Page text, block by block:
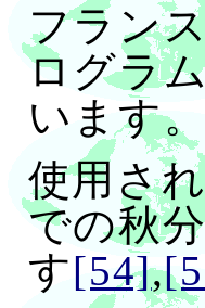
フラン
ログラ
います。
使用さ
での秋
す[54],